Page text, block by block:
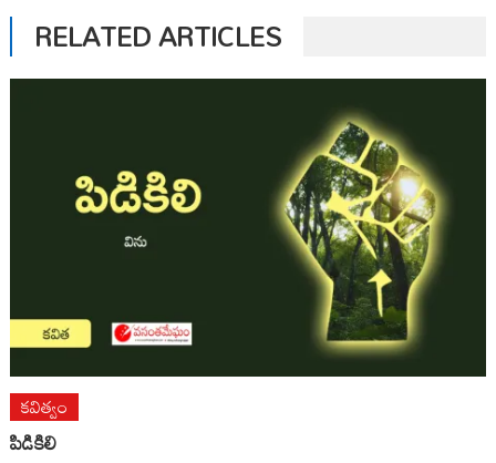
RELATED ARTICLES
కవిత్వం
పిడికిలి